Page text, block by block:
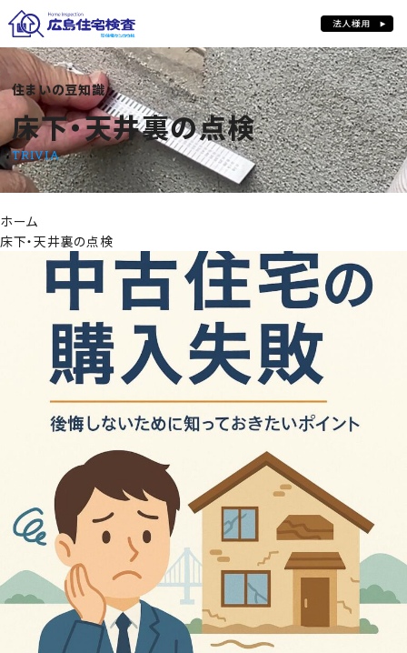
床下・天井裏の点検
住まいの豆知識
床下・天井裏の点検
TRIVIA
ホーム
床下・天井裏の点検